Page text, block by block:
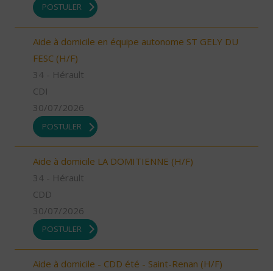
POSTULER
Aide à domicile en équipe autonome ST GELY DU
FESC (H/F)
34 - Hérault
CDI
30/07/2026
POSTULER
Aide à domicile LA DOMITIENNE (H/F)
34 - Hérault
CDD
30/07/2026
POSTULER
Aide à domicile - CDD été - Saint-Renan (H/F)